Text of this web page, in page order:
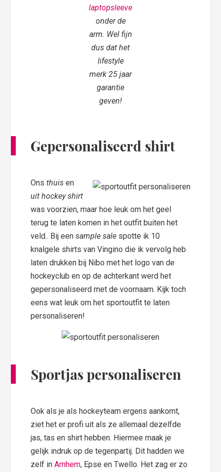
laptopsleeve
onder de
arm. Wel fijn
dus dat het
lifestyle
merk 25 jaar
garantie
geven!
Gepersonaliseerd shirt
Onsthuisen
uit hockey shirt
was voorzien, maar hoe leuk om het geel
terug te laten komen in het outfit buiten het
veld.. Bij eensample sale spotte ik 10
knalgele shirts van Vingino die ik vervolg heb
laten drukken bij Nibo met het logo van de
hockeyclub en op de achterkant werd het
gepersonaliseerd met de voornaam. Kijk toch
eens wat leuk om het sportoutfit te laten
personaliseren!
Sportjas personaliseren
Ook als je als hockeyteam ergens aankomt,
ziet het er profi uit als ze allemaal dezelfde
jas, tas en shirt hebben. Hiermee maak je
gelijk indruk op de tegenpartij. Dit hadden we
zelf inArnhem, Epse en Twello. Het zag er zo